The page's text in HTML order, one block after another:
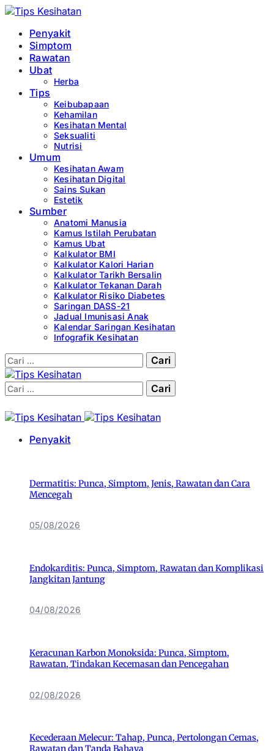
Penyakit
Simptom
Rawatan
Ubat
Herba
Tips
Keibubapaan
Kehamilan
Kesihatan Mental
Seksualiti
Nutrisi
Umum
Kesihatan Awam
Kesihatan Digital
Sains Sukan
Estetik
Sumber
Anatomi Manusia
Kamus Istilah Perubatan
Kamus Ubat
Kalkulator BMI
Kalkulator Kalori Harian
Kalkulator Tarikh Bersalin
Kalkulator Tekanan Darah
Kalkulator Risiko Diabetes
Saringan DASS-21
Jadual Imunisasi Anak
Kalendar Saringan Kesihatan
Infografik Kesihatan
Cari:
Cari:
Penyakit
Dermatitis: Punca, Simptom, Jenis, Rawatan dan Cara
Mencegah
05/08/2026
Endokarditis: Punca, Simptom, Rawatan dan Komplikasi
Jangkitan Jantung
04/08/2026
Keracunan Karbon Monoksida: Punca, Simptom,
Rawatan, Tindakan Kecemasan dan Pencegahan
02/08/2026
Kecederaan Melecur: Tahap, Punca, Pertolongan Cemas,
Rawatan dan Tanda Bahaya